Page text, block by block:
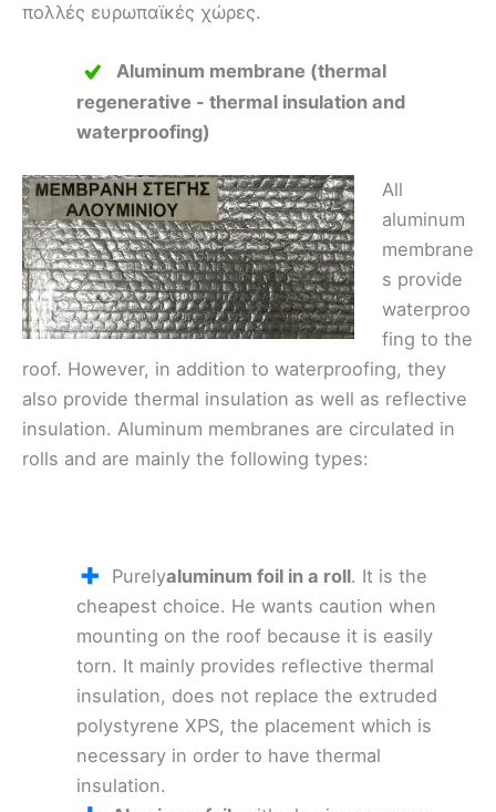
πολλές ευρωπαϊκές χώρες.
Aluminum membrane (thermal
regenerative - thermal insulation and
waterproofing)
All
aluminum
membrane
s provide
waterproo
fing to the
roof. However, in addition to waterproofing, they
also provide thermal insulation as well as reflective
insulation. Aluminum membranes are circulated in
rolls and are mainly the following types:
Purelyaluminum foil in a roll. It is the
cheapest choice. He wants caution when
mounting on the roof because it is easily
torn. It mainly provides reflective thermal
insulation, does not replace the extruded
polystyrene XPS, the placement which is
necessary in order to have thermal
insulation.